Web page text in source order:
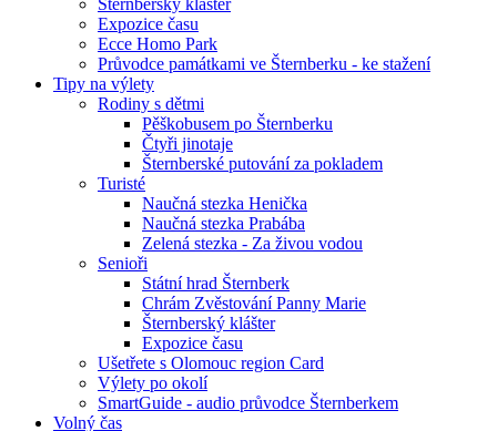
Šternberský klášter
Expozice času
Ecce Homo Park
Průvodce památkami ve Šternberku - ke stažení
Tipy na výlety
Rodiny s dětmi
Pěškobusem po Šternberku
Čtyři jinotaje
Šternberské putování za pokladem
Turisté
Naučná stezka Henička
Naučná stezka Prabába
Zelená stezka - Za živou vodou
Senioři
Státní hrad Šternberk
Chrám Zvěstování Panny Marie
Šternberský klášter
Expozice času
Ušetřete s Olomouc region Card
Výlety po okolí
SmartGuide - audio průvodce Šternberkem
Volný čas